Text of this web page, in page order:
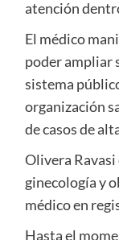
atención
El médico
poder ampliar
sistema
organización
de casos de
Olivera
ginecología y
médico en
Hasta el